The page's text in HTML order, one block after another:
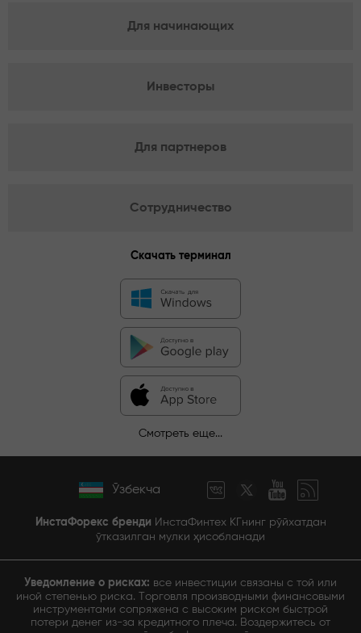
Для начинающих
Инвесторы
Для партнеров
Сотрудничество
Скачать терминал
Смотреть еще...
Ўзбекча
ИнстаФорекс бренди ИнстаФинтех КГнинг рўйхатдан
ўтказилган мулки ҳисобланади
Уведомление о рисках: все инвестиции связаны с той или
иной степенью риска. Торговля производными финансовыми
инструментами сопряжена с высоким риском быстрой
потери денег из-за кредитного плеча. Воздержитесь от